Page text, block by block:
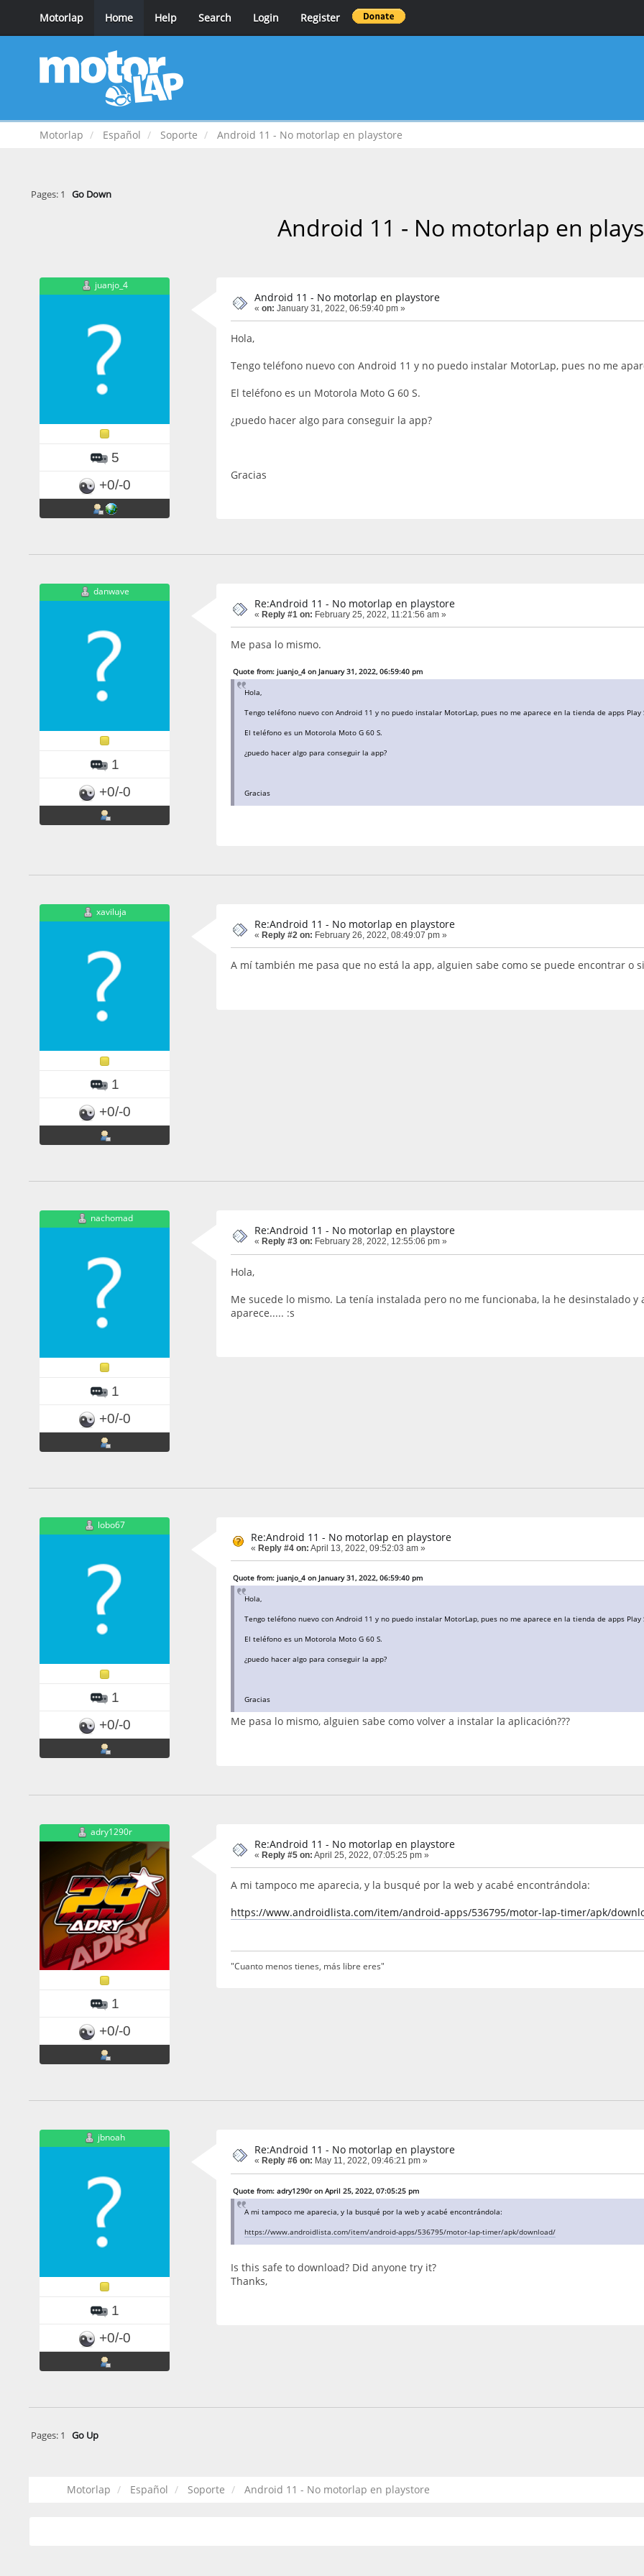
Motorlap Home Help Search Login Register
Motorlap Español Soporte Android 11 - No motorlap en playstore
Pages: 1 Go Down
Android 11 - No motorlap en
juanjo_4
5
+0/-0
Android 11 - No motorlap en playstore
« on: January 31, 2022, 06:59:40 pm »
Hola,
Tengo teléfono nuevo con Android 11 y no puedo instalar MotorLap, pues no me
El teléfono es un Motorola Moto G 60 S.
¿puedo hacer algo para conseguir la app?
Gracias
danwave
1
+0/-0
Re:Android 11 - No motorlap en playstore
« Reply #1 on: February 25, 2022, 11:21:56 am »
Me pasa lo mismo.
Quote from: juanjo_4 on January 31, 2022, 06:59:40 pm
Hola,
Tengo teléfono nuevo con Android 11 y no puedo instalar MotorLap, pues no me aparece en la tienda de apps Play
El teléfono es un Motorola Moto G 60 S.
¿puedo hacer algo para conseguir la app?
Gracias
xaviluja
1
+0/-0
Re:Android 11 - No motorlap en playstore
« Reply #2 on: February 26, 2022, 08:49:07 pm »
A mí también me pasa que no está la app, alguien sabe como se puede encontrar o
nachomad
1
+0/-0
Re:Android 11 - No motorlap en playstore
« Reply #3 on: February 28, 2022, 12:55:06 pm »
Hola,
Me sucede lo mismo. La tenía instalada pero no me funcionaba, la he desinstalado
aparece..... :s
lobo67
1
+0/-0
Re:Android 11 - No motorlap en playstore
« Reply #4 on: April 13, 2022, 09:52:03 am »
Quote from: juanjo_4 on January 31, 2022, 06:59:40 pm
Hola,
Tengo teléfono nuevo con Android 11 y no puedo instalar MotorLap, pues no me aparece en la tienda de apps Play
El teléfono es un Motorola Moto G 60 S.
¿puedo hacer algo para conseguir la app?
Gracias
Me pasa lo mismo, alguien sabe como volver a instalar la aplicación???
adry1290r
1
+0/-0
Re:Android 11 - No motorlap en playstore
« Reply #5 on: April 25, 2022, 07:05:25 pm »
A mi tampoco me aparecia, y la busqué por la web y acabé encontrándola:
https://www.androidlista.com/item/android-apps/536795/motor-lap-timer/apk/
"Cuanto menos tienes, más libre eres"
jbnoah
1
+0/-0
Re:Android 11 - No motorlap en playstore
« Reply #6 on: May 11, 2022, 09:46:21 pm »
Quote from: adry1290r on April 25, 2022, 07:05:25 pm
A mi tampoco me aparecia, y la busqué por la web y acabé encontrándola:
https://www.androidlista.com/item/android-apps/536795/motor-lap-timer/apk/download/
Is this safe to download? Did anyone try it?
Thanks,
Pages: 1 Go Up
Motorlap Español Soporte Android 11 - No motorlap en playstore